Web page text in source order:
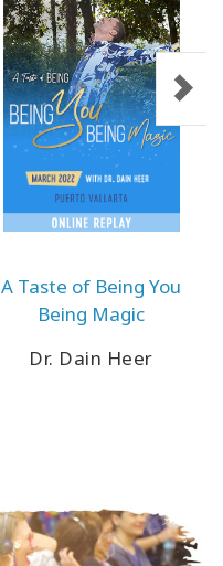
A Taste of Being You
Being Magic
Dr. Dain Heer